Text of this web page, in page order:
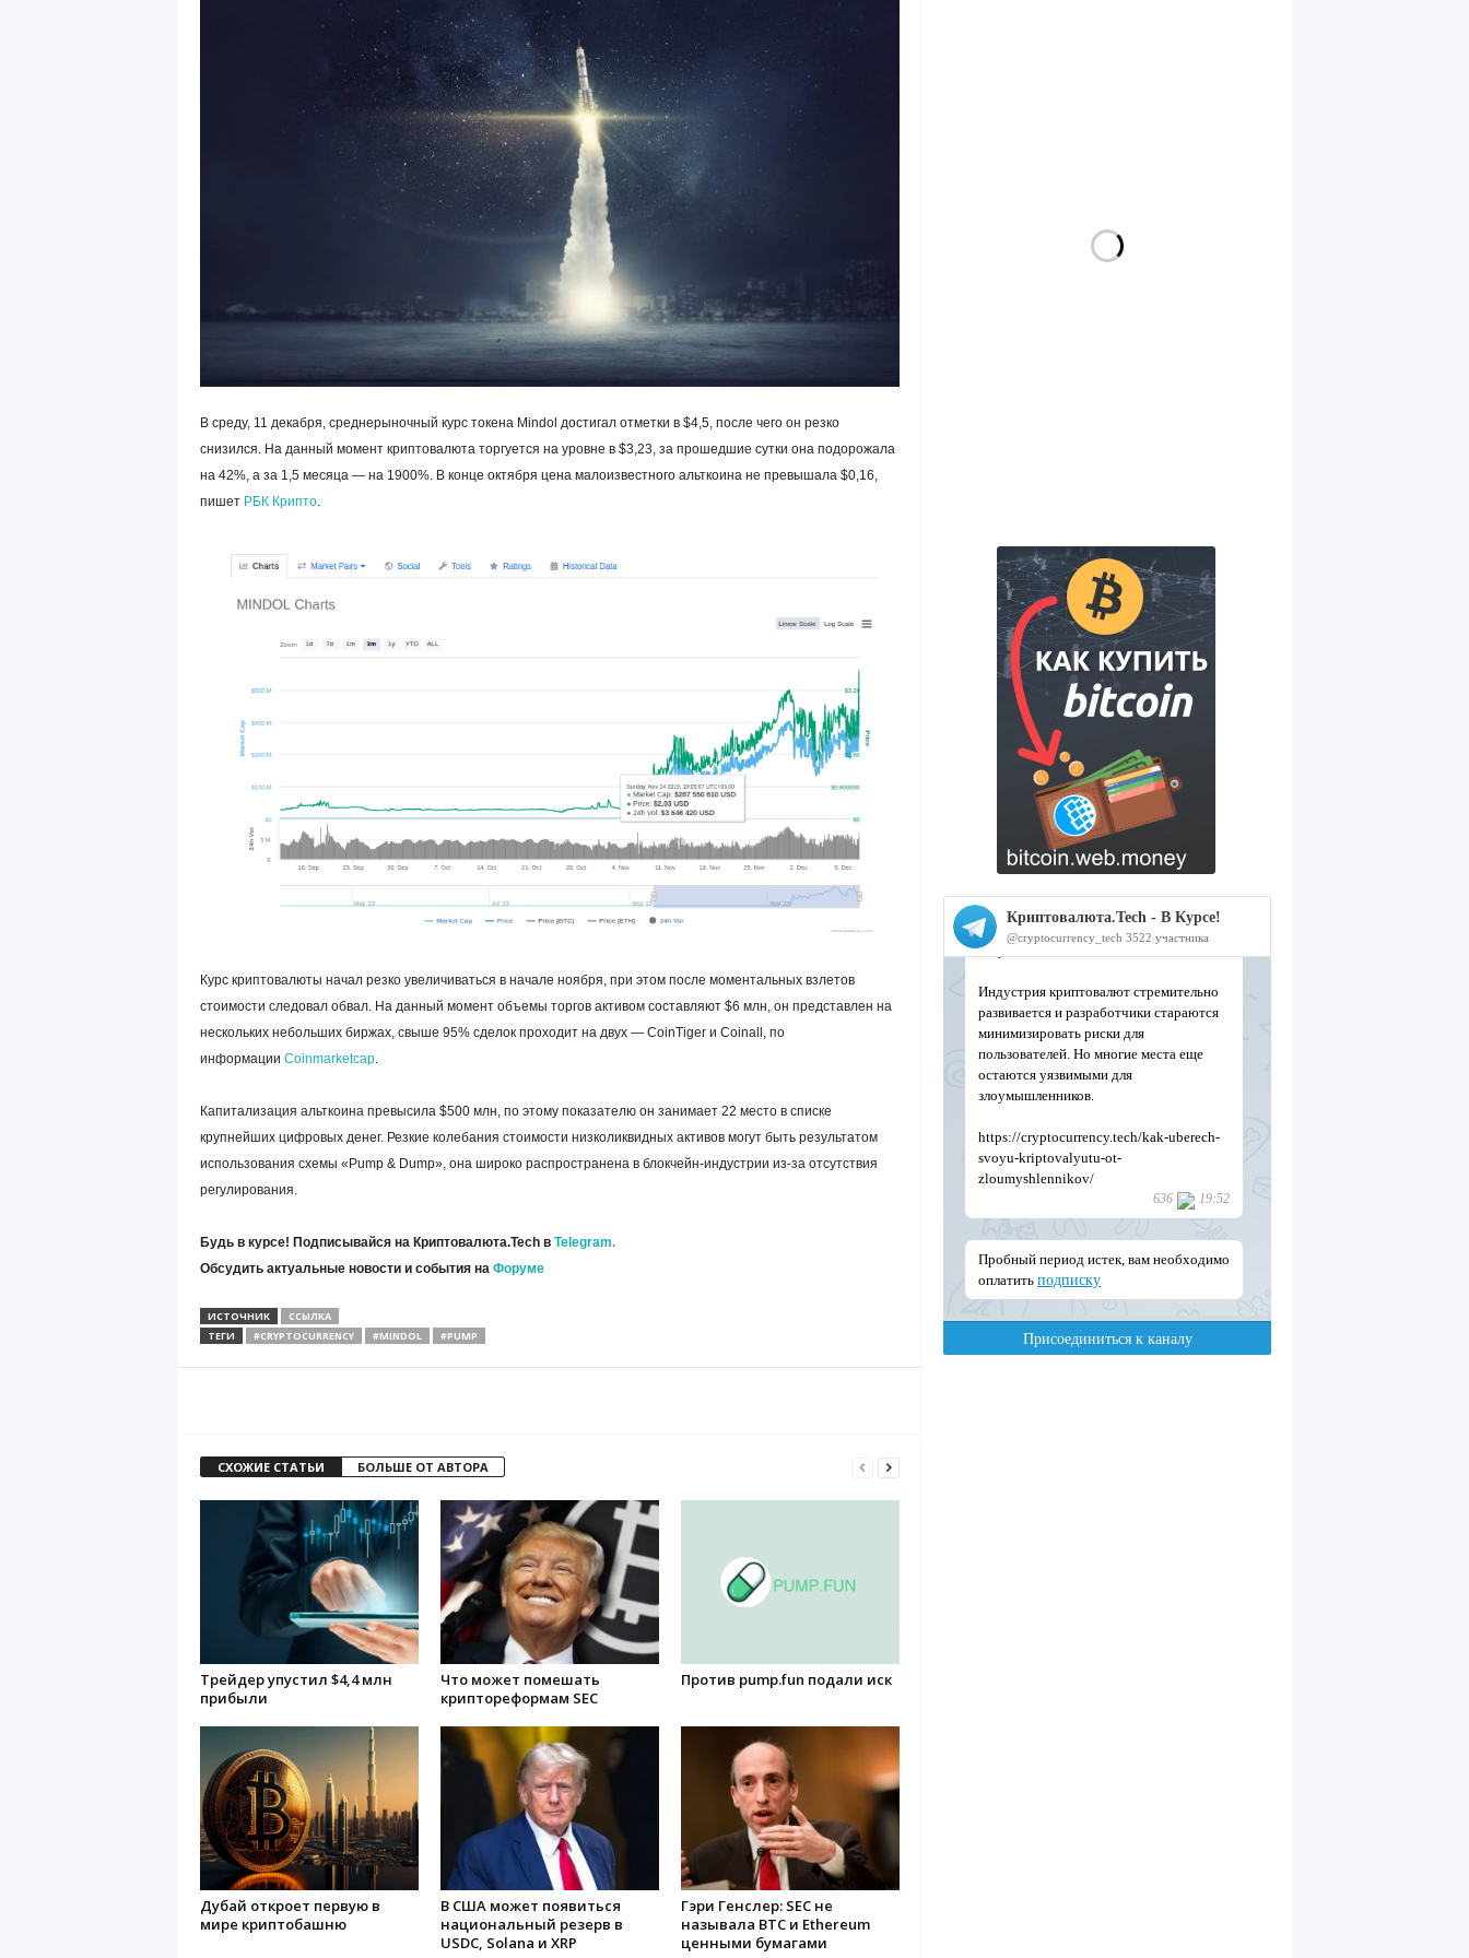
В среду, 11 декабря, среднерыночный курс токена Mindol достигал отметки в $4,5, после чего он резко
снизился. На данный момент криптовалюта торгуется на уровне в $3,23, за прошедшие сутки она подорожала
на 42%, а за 1,5 месяца — на 1900%. В конце октября цена малоизвестного альткоина не превышала $0,16,
пишет РБК Крипто.
Курс криптовалюты начал резко увеличиваться в начале ноября, при этом после моментальных взлетов
стоимости следовал обвал. На данный момент объемы торгов активом составляют $6 млн, он представлен на
нескольких небольших биржах, свыше 95% сделок проходит на двух — CoinTiger и Coinall, по
информации Coinmarketcap.
Капитализация альткоина превысила $500 млн, по этому показателю он занимает 22 место в списке
крупнейших цифровых денег. Резкие колебания стоимости низколиквидных активов могут быть результатом
использования схемы «Pump & Dump», она широко распространена в блокчейн-индустрии из-за отсутствия
регулирования.
Будь в курсе! Подписывайся на Криптовалюта.Tech в Telegram.
Обсудить актуальные новости и события на Форуме
ИСТОЧНИК
ССЫЛКА
ТЕГИ
#CRYPTOCURRENCY #MINDOL #PUMP
СХОЖИЕ СТАТЬИ БОЛЬШЕ ОТ АВТОРА
Трейдер упустил $4,4 млн
прибыли
Что может помешать
криптореформам SEC
Против pump.fun подали иск
Дубай откроет первую в
мире криптобашню
В США может появиться
национальный резерв в
USDC, Solana и XRP
Гэри Генслер: SEC не
называла BTC и Ethereum
ценными бумагами